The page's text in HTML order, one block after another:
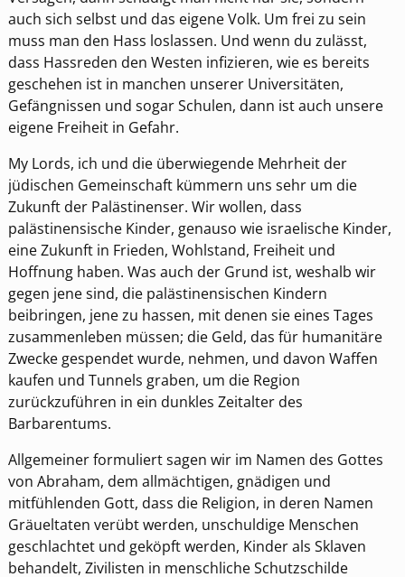
auch sich selbst und das eigene Volk. Um frei zu sein
muss man den Hass loslassen. Und wenn du zulässt,
dass Hassreden den Westen infizieren, wie es bereits
geschehen ist in manchen unserer Universitäten,
Gefängnissen und sogar Schulen, dann ist auch unsere
eigene Freiheit in Gefahr.
My Lords, ich und die überwiegende Mehrheit der
jüdischen Gemeinschaft kümmern uns sehr um die
Zukunft der Palästinenser. Wir wollen, dass
palästinensische Kinder, genauso wie israelische Kinder,
eine Zukunft in Frieden, Wohlstand, Freiheit und
Hoffnung haben. Was auch der Grund ist, weshalb wir
gegen jene sind, die palästinensischen Kindern
beibringen, jene zu hassen, mit denen sie eines Tages
zusammenleben müssen; die Geld, das für humanitäre
Zwecke gespendet wurde, nehmen, und davon Waffen
kaufen und Tunnels graben, um die Region
zurückzuführen in ein dunkles Zeitalter des
Barbarentums.
Allgemeiner formuliert sagen wir im Namen des Gottes
von Abraham, dem allmächtigen, gnädigen und
mitfühlenden Gott, dass die Religion, in deren Namen
Gräueltaten verübt werden, unschuldige Menschen
geschlachtet und geköpft werden, Kinder als Sklaven
behandelt, Zivilisten in menschliche Schutzschilde